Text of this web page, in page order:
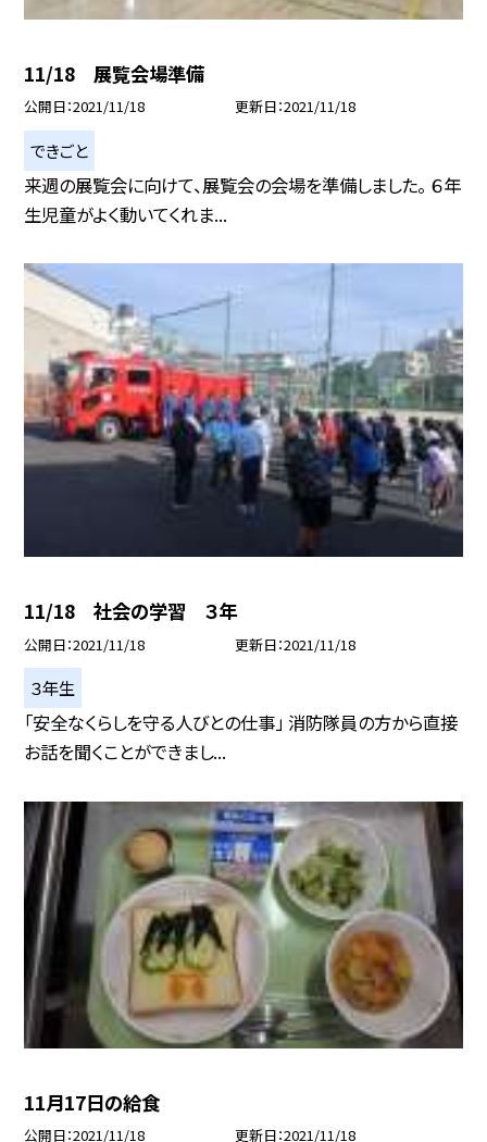
11/18 展覧会場準備
公開日 2021/11/18 更新日 2021/11/18
できごと
来週の展覧会に向けて、展覧会の会場を準備しました。 ６年
生児童がよく動いてくれま...
11/18 社会の学習 ３年
公開日 2021/11/18 更新日 2021/11/18
３年生
「安全なくらしを守る人びとの仕事」 消防隊員の方から直接
お話を聞くことができまし...
11月17日の給食
公開日 2021/11/18 更新日 2021/11/18